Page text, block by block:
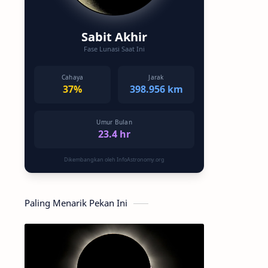
Sabit Akhir
Fase Lunasi Saat Ini
Cahaya
37%
Jarak
398.956 km
Umur Bulan
23.4 hr
Dikembangkan oleh InfoAstronomy.org
Paling Menarik Pekan Ini